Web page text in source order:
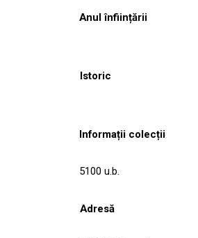
Anul înființării
Istoric
Informații colecții
5100 u.b.
Adresă